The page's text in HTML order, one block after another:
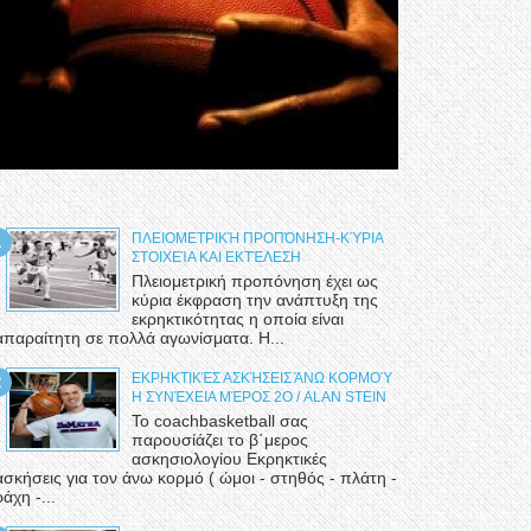
ΠΛΕΙΟΜΕΤΡΙΚΉ ΠΡΟΠΌΝΗΣΗ-ΚΎΡΙΑ
ΣΤΟΙΧΕΊΑ ΚΑΙ ΕΚΤΈΛΕΣΗ
Πλειομετρική προπόνηση έχει ως
κύρια έκφραση την ανάπτυξη της
εκρηκτικότητας η οποία είναι
σε πολλά αγωνίσματα. Η...
ΕΚΡΗΚΤΙΚΈΣ ΑΣΚΉΣΕΙΣ ΆΝΩ ΚΟΡΜΟΎ
Η ΣΥΝΈΧΕΙΑ ΜΈΡΟΣ 2Ο / ALAN STEIN
Το coachbasketball σας
παρουσίάζει το β΄μερος
ασκησιολογίου Εκρηκτικές
για τον άνω κορμό ( ώμοι - στηθός - πλάτη -
-...